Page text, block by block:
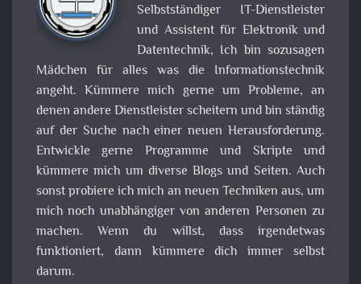
Selbstständiger IT-Dienstleister
und Assistent für Elektronik und
Datentechnik, Ich bin sozusagen
Mädchen für alles was die Informationstechnik
angeht. Kümmere mich gerne um Probleme, an
denen andere Dienstleister scheitern und bin ständig
auf der Suche nach einer neuen Herausforderung.
Entwickle gerne Programme und Skripte und
kümmere mich um diverse Blogs und Seiten. Auch
sonst probiere ich mich an neuen Techniken aus, um
mich noch unabhängiger von anderen Personen zu
machen. Wenn du willst, dass irgendetwas
funktioniert, dann kümmere dich immer selbst
darum.